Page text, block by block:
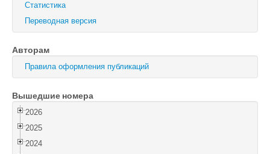
Физика твердого тела
Физика и техника полупроводников
Оптика и спектроскопия
Поиск
Войти
Статистика
Переводная версия
Авторам
Правила оформления публикаций
Вышедшие номера
2026
2025
2024